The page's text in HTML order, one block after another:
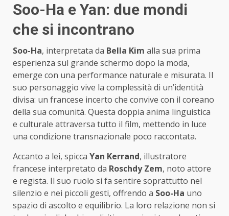
Soo-Ha e Yan: due mondi
che si incontrano
Soo-Ha, interpretata da Bella Kim alla sua prima
esperienza sul grande schermo dopo la moda,
emerge con una performance naturale e misurata. Il
suo personaggio vive la complessità di un’identità
divisa: un francese incerto che convive con il coreano
della sua comunità. Questa doppia anima linguistica
e culturale attraversa tutto il film, mettendo in luce
una condizione transnazionale poco raccontata.
Accanto a lei, spicca Yan Kerrand, illustratore
francese interpretato da Roschdy Zem, noto attore
e regista. Il suo ruolo si fa sentire soprattutto nel
silenzio e nei piccoli gesti, offrendo a Soo-Ha uno
spazio di ascolto e equilibrio. La loro relazione non si